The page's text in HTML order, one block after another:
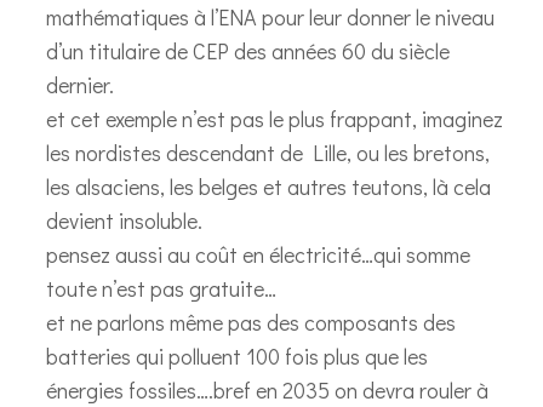
mathématiques à l’ENA pour leur donner le niveau
d’un titulaire de CEP des années 60 du siècle
dernier.
et cet exemple n’est pas le plus frappant, imaginez
les nordistes descendant de Lille, ou les bretons,
les alsaciens, les belges et autres teutons, là cela
devient insoluble.
pensez aussi au coût en électricité…qui somme
toute n’est pas gratuite…
et ne parlons même pas des composants des
batteries qui polluent 100 fois plus que les
énergies fossiles….bref en 2035 on devra rouler à